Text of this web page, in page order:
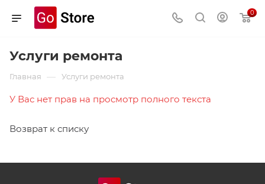
0
Услуги ремонта
Главная — Услуги ремонта
У Вас нет прав на просмотр полного текста
Возврат к списку